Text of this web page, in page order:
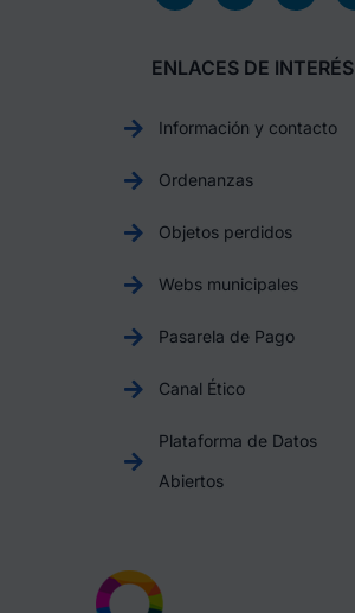
ENLACES DE INTERÉS
Información y contacto
Ordenanzas
Objetos perdidos
Webs municipales
Pasarela de Pago
Canal Ético
Plataforma de Datos
Abiertos